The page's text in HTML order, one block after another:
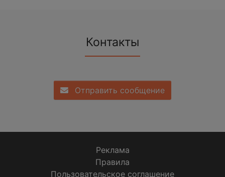
Контакты
Отправить сообщение
Реклама
Правила
Пользовательское соглашение